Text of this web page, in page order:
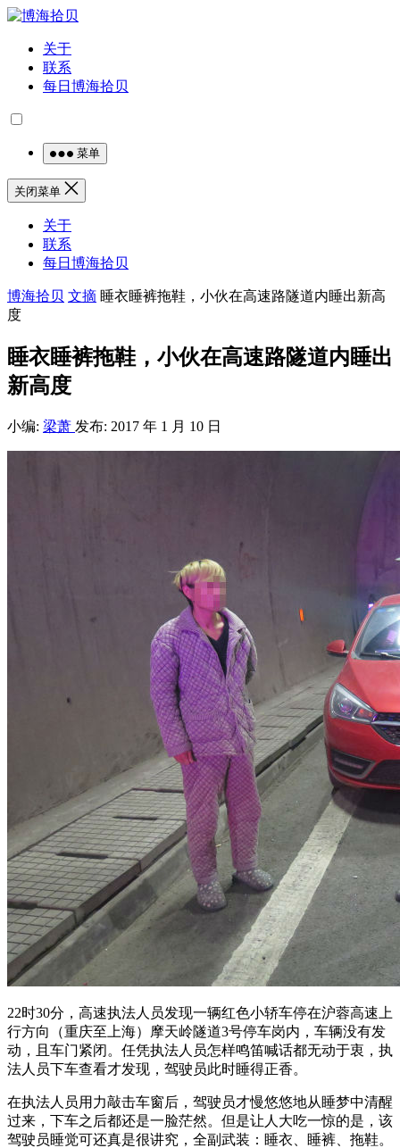
关于
联系
每日博海拾贝
菜单
关闭菜单
关于
联系
每日博海拾贝
博海拾贝 文摘 睡衣睡裤拖鞋，小伙在高速路隧道内睡出新高
度
睡衣睡裤拖鞋，小伙在高速路隧道内睡出
新高度
小编: 梁萧 发布: 2017 年 1 月 10 日
22时30分，高速执法人员发现一辆红色小轿车停在沪蓉高速上
行方向（重庆至上海）摩天岭隧道3号停车岗内，车辆没有发
动，且车门紧闭。任凭执法人员怎样鸣笛喊话都无动于衷，执
法人员下车查看才发现，驾驶员此时睡得正香。
在执法人员用力敲击车窗后，驾驶员才慢悠悠地从睡梦中清醒
过来，下车之后都还是一脸茫然。但是让人大吃一惊的是，该
驾驶员睡觉可还真是很讲究，全副武装：睡衣、睡裤、拖鞋。